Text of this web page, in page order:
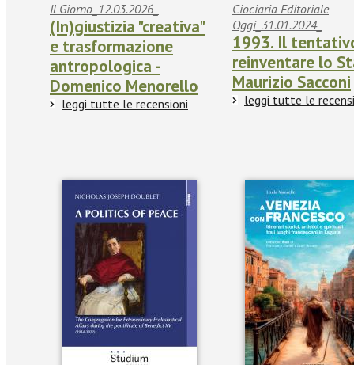
Il Giorno_12.03.2026_
(In)giustizia "creativa"
e trasformazione
antropologica -
Domenico Menorello
leggi tutte le recensioni
Ciociaria Editoriale
Oggi_31.01.2024_
1993. Il
reinventare lo
Maurizio Sacconi
leggi tutte le